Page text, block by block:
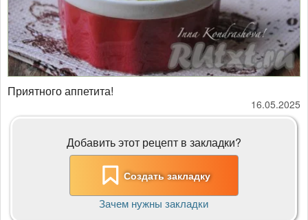
Приятного аппетита!
16.05.2025
Добавить этот рецепт в закладки?
Создать закладку
Зачем нужны закладки